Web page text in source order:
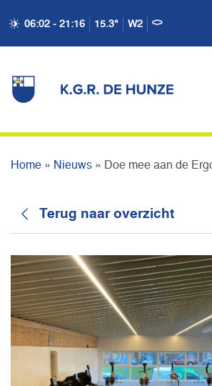
06:02 - 21:16 15.3° W2
DOE MEE AAN
Home » Nieuws » Doe mee aan de
Terug naar overzicht